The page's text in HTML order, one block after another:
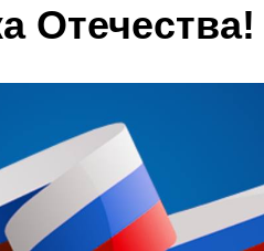
Отечества!